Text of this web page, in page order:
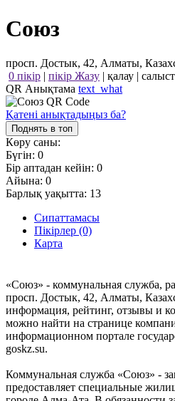
Союз
просп. Достык, 42, Алматы,
0 пікір | пікір Жазу | қалау |
QR Анықтама text_what
Қатені анықтадыңыз ба?
Поднять в топ
Көру саны:
Бүгін: 0
Бір аптадан кейін: 0
Айына: 0
Барлық уақытта: 13
Сипаттамасы
Пікірлер (0)
Карта
«Союз» - коммунальная служба,
просп. Достык, 42, Алматы,
информация, рейтинг, отзывы и
можно найти на странице
информационном портале
goskz.su.
Коммунальная служба «Союз» -
предоставляет специальные